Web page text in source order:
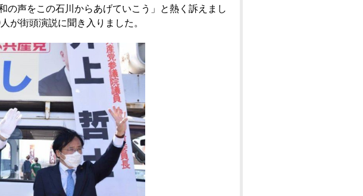
の声をこの石川からあげていこう」と熱く訴えまし
が街頭演説に聞き入りました。